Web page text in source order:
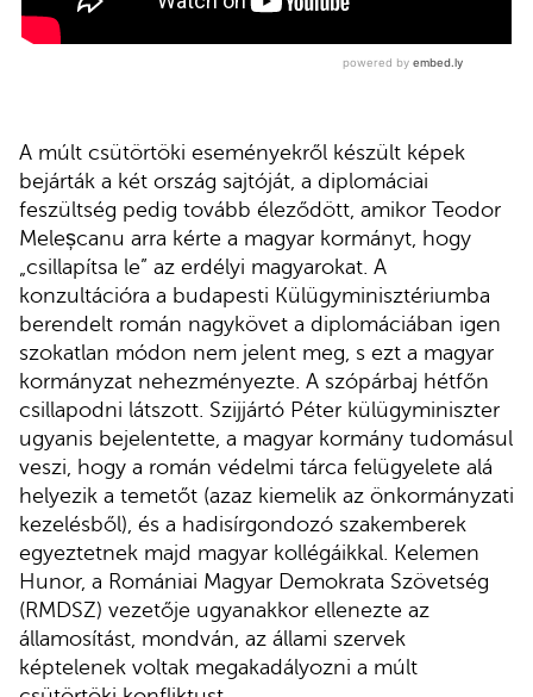
A múlt csütörtöki eseményekről készült képek
bejárták a két ország sajtóját, a diplomáciai
feszültség pedig tovább éleződött, amikor Teodor
Meleșcanu arra kérte a magyar kormányt, hogy
„csillapítsa le” az erdélyi magyarokat. A
konzultációra a budapesti Külügyminisztériumba
berendelt román nagykövet a diplomáciában igen
szokatlan módon nem jelent meg, s ezt a magyar
kormányzat nehezményezte. A szópárbaj hétfőn
csillapodni látszott. Szijjártó Péter külügyminiszter
ugyanis bejelentette, a magyar kormány tudomásul
veszi, hogy a román védelmi tárca felügyelete alá
helyezik a temetőt (azaz kiemelik az önkormányzati
kezelésből), és a hadisírgondozó szakemberek
egyeztetnek majd magyar kollégáikkal. Kelemen
Hunor, a Romániai Magyar Demokrata Szövetség
(RMDSZ) vezetője ugyanakkor ellenezte az
államosítást, mondván, az állami szervek
képtelenek voltak megakadályozni a múlt